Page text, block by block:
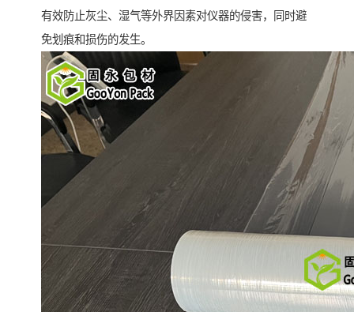
有效防止灰尘、湿气等外界因素对仪器的侵害，同时避
免划痕和损伤的发生。